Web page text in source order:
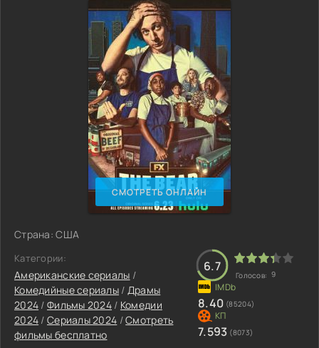
СМОТРЕТЬ ОНЛАЙН
Страна: США
Категории:
Американские сериалы /
Комедийные сериалы / Драмы
2024 / Фильмы 2024 / Комедии
2024 / Сериалы 2024 /Смотреть
фильмы бесплатно
6.7
Голосов: 9
8.40 (85204)
7.593 (8073)